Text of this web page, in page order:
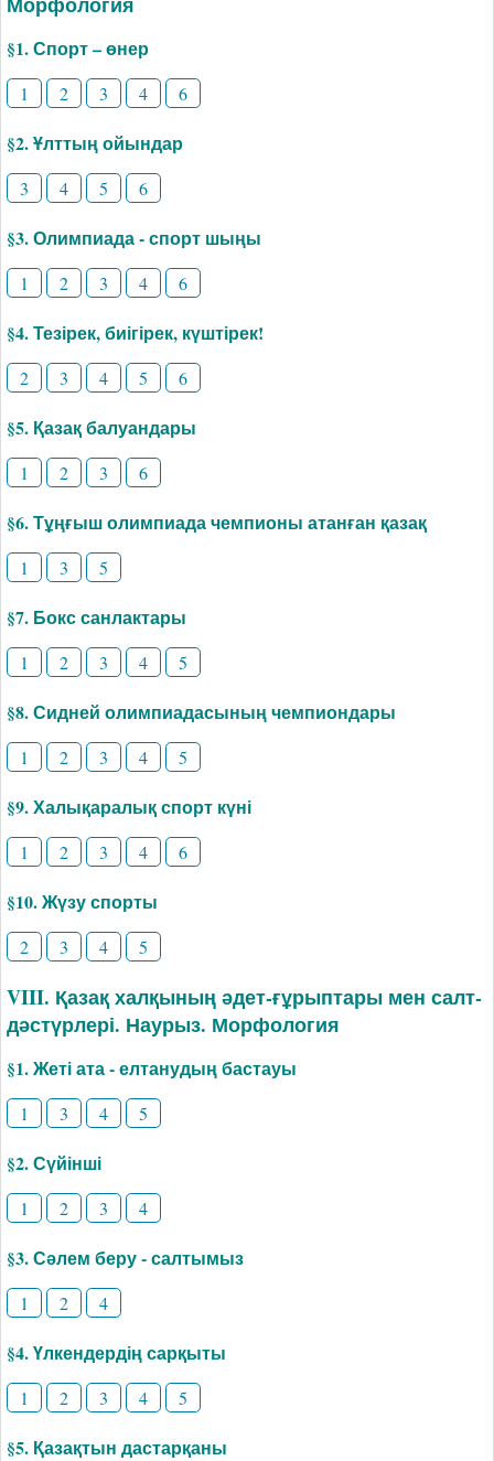
§1. Спорт – өнер
1 2 3 4 6
§2. Ұлттың ойындар
3 4 5 6
§3. Олимпиада - спорт шыңы
1 2 3 4 6
§4. Тезірек, биігірек, күштірек!
2 3 4 5 6
§5. Қазақ балуандары
1 2 3 6
§6. Тұңғыш олимпиада чемпионы атанған қазақ
1 3 5
§7. Бокс санлактары
1 2 3 4 5
§8. Сидней олимпиадасының чемпиондары
1 2 3 4 5
§9. Халықаралық спорт күні
1 2 3 4 6
§10. Жүзу спорты
2 3 4 5
VIII. Қазақ халқының әдет-ғұрыптары мен салт-
дәстүрлері. Наурыз. Морфология
§1. Жеті ата - елтанудың бастауы
1 3 4 5
§2. Сүйінші
1 2 3 4
§3. Сәлем беру - салтымыз
1 2 4
§4. Үлкендердің сарқыты
1 2 3 4 5
§5. Қазақтын дастарқаны